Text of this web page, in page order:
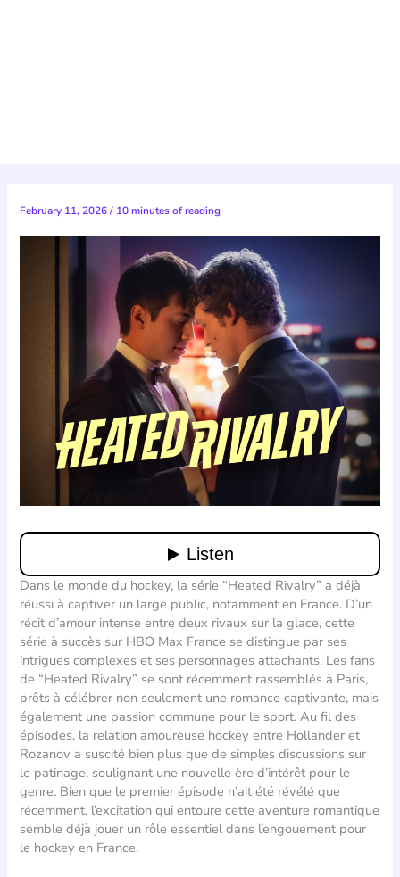
February 11, 2026/ 10 minutes of reading
Dans le monde du hockey, la série “Heated Rivalry” a déjà
réussi à captiver un large public, notamment en France. D’un
récit d’amour intense entre deux rivaux sur la glace, cette
série à succès sur HBO Max France se distingue par ses
intrigues complexes et ses personnages attachants. Les fans
de “Heated Rivalry” se sont récemment rassemblés à Paris,
prêts à célébrer non seulement une romance captivante, mais
également une passion commune pour le sport. Au fil des
épisodes, la relation amoureuse hockey entre Hollander et
Rozanov a suscité bien plus que de simples discussions sur
le patinage, soulignant une nouvelle ère d’intérêt pour le
genre. Bien que le premier épisode n’ait été révélé que
récemment, l’excitation qui entoure cette aventure romantique
semble déjà jouer un rôle essentiel dans l’engouement pour
le hockey en France.